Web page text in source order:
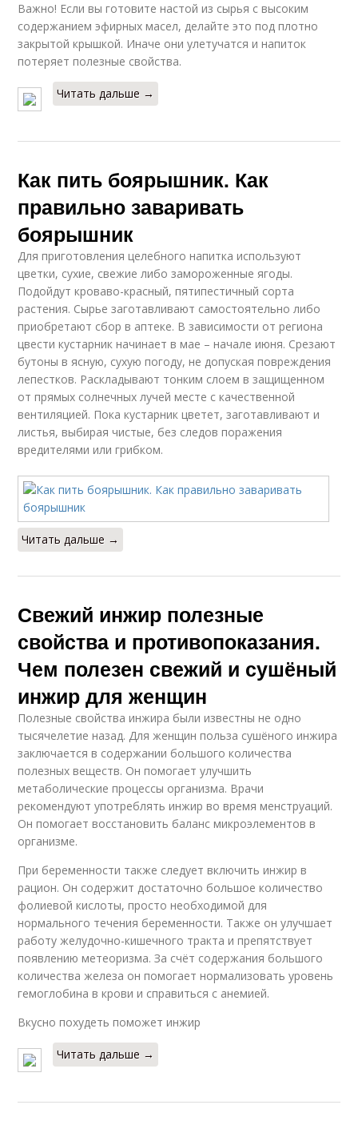
Важно! Если вы готовите настой из сырья с высоким
содержанием эфирных масел, делайте это под плотно
закрытой крышкой. Иначе они улетучатся и напиток
потеряет полезные свойства.
Читать дальше →
Как пить боярышник. Как
правильно заваривать
боярышник
Для приготовления целебного напитка используют
цветки, сухие, свежие либо замороженные ягоды.
Подойдут кроваво-красный, пятипестичный сорта
растения. Сырье заготавливают самостоятельно либо
приобретают сбор в аптеке. В зависимости от региона
цвести кустарник начинает в мае – начале июня. Срезают
бутоны в ясную, сухую погоду, не допуская повреждения
лепестков. Раскладывают тонким слоем в защищенном
от прямых солнечных лучей месте с качественной
вентиляцией. Пока кустарник цветет, заготавливают и
листья, выбирая чистые, без следов поражения
вредителями или грибком.
Читать дальше →
Свежий инжир полезные
свойства и противопоказания.
Чем полезен свежий и сушёный
инжир для женщин
Полезные свойства инжира были известны не одно
тысячелетие назад. Для женщин польза сушёного инжира
заключается в содержании большого количества
полезных веществ. Он помогает улучшить
метаболические процессы организма. Врачи
рекомендуют употреблять инжир во время менструаций.
Он помогает восстановить баланс микроэлементов в
организме.
При беременности также следует включить инжир в
рацион. Он содержит достаточно большое количество
фолиевой кислоты, просто необходимой для
нормального течения беременности. Также он улучшает
работу желудочно-кишечного тракта и препятствует
появлению метеоризма. За счёт содержания большого
количества железа он помогает нормализовать уровень
гемоглобина в крови и справиться с анемией.
Вкусно похудеть поможет инжир
Читать дальше →